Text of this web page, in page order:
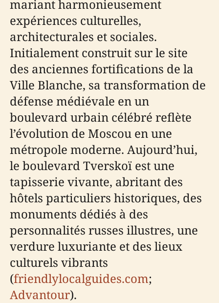
mariant harmonieusement
expériences culturelles,
architecturales et sociales.
Initialement construit sur le site
des anciennes fortifications de la
Ville Blanche, sa transformation de
défense médiévale en un
boulevard urbain célébré reflète
l’évolution de Moscou en une
métropole moderne. Aujourd’hui,
le boulevard Tverskoï est une
tapisserie vivante, abritant des
hôtels particuliers historiques, des
monuments dédiés à des
personnalités russes illustres, une
verdure luxuriante et des lieux
culturels vibrants
(friendlylocalguides.com;
Advantour).